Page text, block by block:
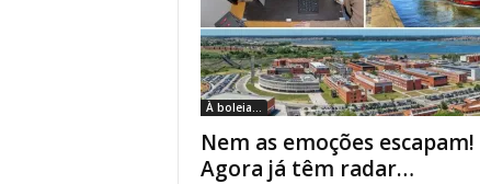
À boleia...
Nem as emoções escapam!
Agora já têm radar…